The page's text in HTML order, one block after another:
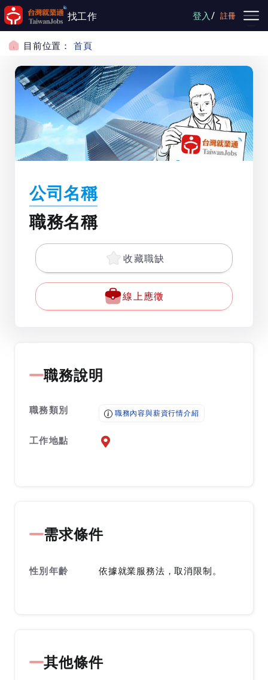
跳到主要內容
找工作 登入/ 註冊
目前位置： 首頁
公司名稱
職務名稱
收藏職缺
線上應徵
職務說明
職務類別 職務內容與薪資行情介紹
工作地點 前往查看地圖
需求條件
性別年齡 依據就業服務法，取消限制。
其他條件